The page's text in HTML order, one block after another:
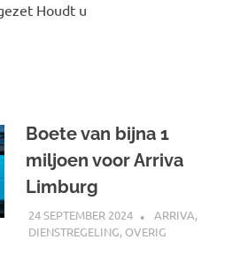
Houdt u
Boete van bijna 1
miljoen voor Arriva
Limburg
24 SEPTEMBER 2024 SPOORZOEKER
ARRIVA,
DIENSTREGELING, OVERIG